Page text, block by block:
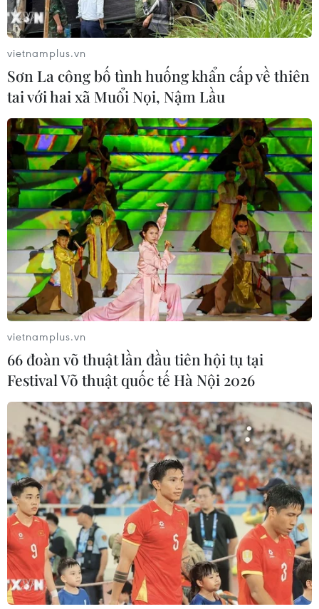
TIN CÙNG CHUYÊN MỤC
Hà Nội kiên quyết xử lý vi phạm tại
hồ Đồng Đò
08/08/2026 03:29
vietnamplus.vn
Sơn La công bố tình huống khẩn cấp về thiên
tai với hai xã Muổi Nọi, Nậm Lầu
vietnamplus.vn
66 đoàn võ thuật lần đầu tiên hội tụ tại
Festival Võ thuật quốc tế Hà Nội 2026